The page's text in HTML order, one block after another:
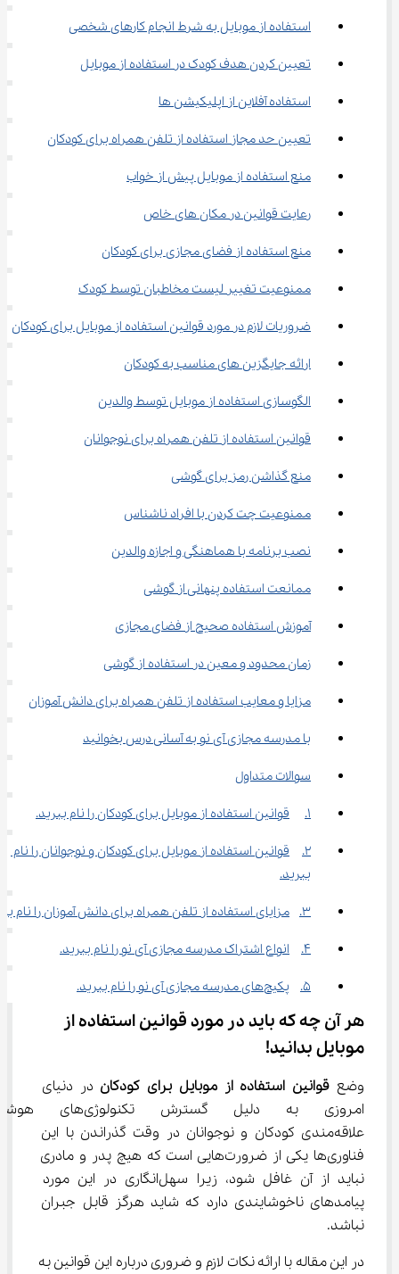
استفاده از موبایل به شرط انجام کارهای شخصی
تعیین کردن هدف کودک در استفاده از موبایل
استفاده آفلاین از اپلیکیشن ها
تعیین حد مجاز استفاده از تلفن همراه برای کودکان
منع استفاده از موبایل پیش از خواب
رعایت قوانین در مکان های خاص
منع استفاده از فضای مجازی برای کودکان
ممنوعیت تغییر لیست مخاطبان توسط کودک
ضروریات لازم در مورد قوانین استفاده از موبایل برای کودکان
ارائه جایگزین های مناسب به کودکان
الگوسازی استفاده از موبایل توسط والدین
قوانین استفاده از تلفن همراه برای نوجوانان
منع گذاشن رمز برای گوشی
ممنوعیت چت کردن با افراد ناشناس
نصب برنامه با هماهنگی و اجازه والدین
ممانعت استفاده پنهانی از گوشی
آموزش استفاده صحیح از فضای مجازی
زمان محدود و معین در استفاده از گوشی
مزایا و معایب استفاده از تلفن همراه برای دانش‌ آموزان
با مدرسه مجازی آی نو به آسانی درس بخوانید
سوالات متداول
1.	قوانین استفاده از موبایل برای کودکان را نام ببرید.
2.	قوانین استفاده از موبایل برای کودکان و نوجوانان را نام
ببرید.
3.	مزایای استفاده از تلفن همراه برای دانش آموزان را نام ببرید.
4.	انواع اشتراک مدرسه مجازی آی نو را نام ببرید.
5.	پکیج‌های مدرسه مجازی آی نو را نام ببرید.
هر آن چه که باید در مورد قوانین استفاده از
موبایل بدانید!
وضع قوانین استفاده از موبایل برای کودکان در دنیای
امروزی به دلیل گسترش
علاقه‌مندی کودکان و نوجوانان در وقت گذراندن با این
فناوری‌ها یکی از ضرورت‌هایی است که هیچ پدر و مادری
نباید از آن غافل شود، زیرا سهل‌انگاری در این مورد
پیامدهای ناخوشایندی دارد که شاید هرگز قابل جبران
نباشد.
در این مقاله با ارائه نکات لازم و ضروری درباره این قوانین به